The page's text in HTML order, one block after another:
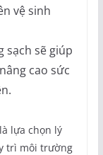
vệ sinh
sạch sẽ giúp
cao sức
lựa chọn lý
trì môi trường